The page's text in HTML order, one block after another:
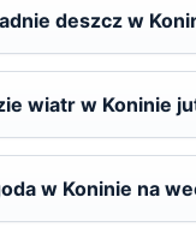
deszcz w
wiatr w Koninie
w Koninie na